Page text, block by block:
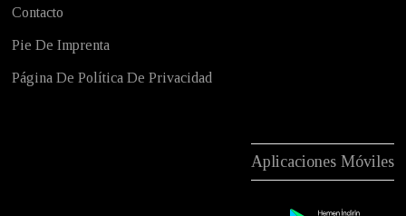
Contacto
Pie De Imprenta
Página De Política De Privacidad
Aplicaciones Móviles